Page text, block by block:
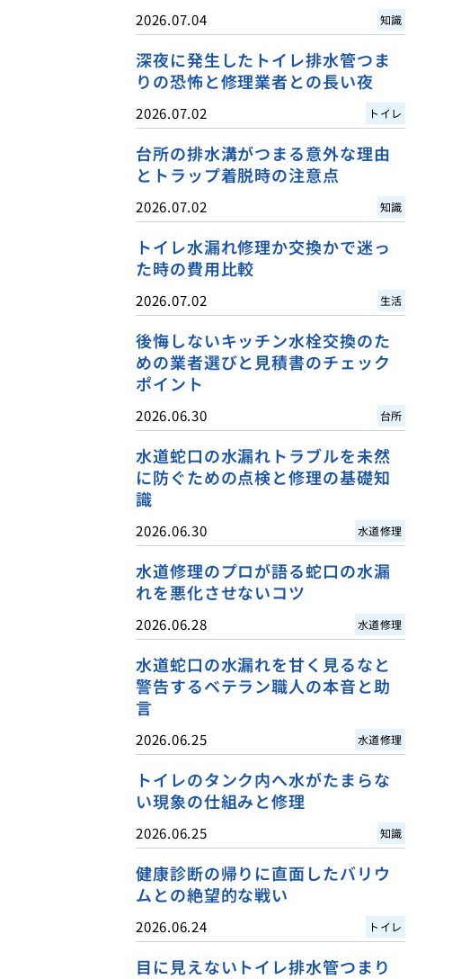
2026.07.04 知識
深夜に発生したトイレ排水管つま
りの恐怖と修理業者との長い夜
2026.07.02 トイレ
台所の排水溝がつまる意外な理由
とトラップ着脱時の注意点
2026.07.02 知識
トイレ水漏れ修理か交換かで迷っ
た時の費用比較
2026.07.02 生活
後悔しないキッチン水栓交換のた
めの業者選びと見積書のチェック
ポイント
2026.06.30 台所
水道蛇口の水漏れトラブルを未然
に防ぐための点検と修理の基礎知
識
2026.06.30 水道修理
水道修理のプロが語る蛇口の水漏
れを悪化させないコツ
2026.06.28 水道修理
水道蛇口の水漏れを甘く見るなと
警告するベテラン職人の本音と助
言
2026.06.25 水道修理
トイレのタンク内へ水がたまらな
い現象の仕組みと修理
2026.06.25 知識
健康診断の帰りに直面したバリウ
ムとの絶望的な戦い
2026.06.24 トイレ
目に見えないトイレ排水管つまり